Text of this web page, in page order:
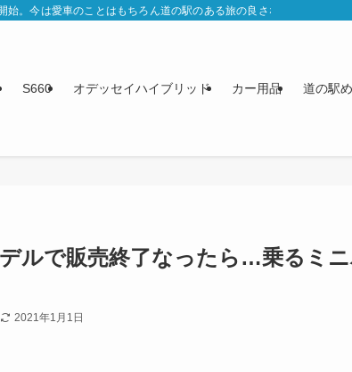
。今は愛車のことはもちろん道の駅のある旅の良さなどをブログに
S660 オデッセイハイブリッド カー用品 道の駅
ルで販売終了なったら…乗るミ
2021年1月1日